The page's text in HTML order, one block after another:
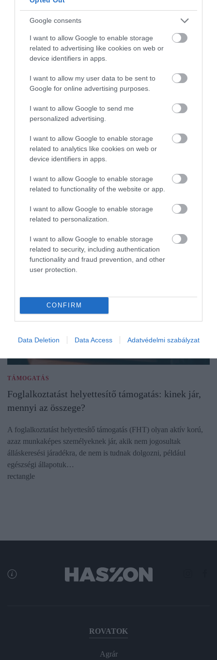
Google consents
I want to allow Google to enable storage
related to advertising like cookies on web or
device identifiers in apps.
I want to allow my user data to be sent to
Google for online advertising purposes.
I want to allow Google to send me
personalized advertising.
I want to allow Google to enable storage
related to analytics like cookies on web or
device identifiers in apps.
I want to allow Google to enable storage
related to functionality of the website or app.
I want to allow Google to enable storage
related to personalization.
I want to allow Google to enable storage
related to security, including authentication
functionality and fraud prevention, and other
user protection.
CONFIRM
Data Deletion Data Access Adatvédelmi szabályzat
Így szabályos a nyári szakmai gyakorlat cégeknél
A nyári kötelező szakmai gyakorlat nemcsak a diákok számára
szerezzenek, hanem a fogadó cégeknek is alkalmat kínál arra,
hogy fiatal, motivált…
TÁMOGATÁS
Foglalkoztatást helyettesítő támogatás: kinek jár,
mennyi az összege?
A foglalkoztatást helyettesítő támogatás (FHT) olyan aktív korú,
azaz munkaképes személyeknek jár, akik nem jogosultak
álláskeresési járadékra, de nem is tudnak dolgozni, például
egészségi állapotuk…
rectangle
ROVATOK
Agrár